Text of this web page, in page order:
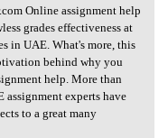
Online assignment help
grades effectiveness at
in UAE. What's more, this
behind why you
help. More than
experts have
to a great many